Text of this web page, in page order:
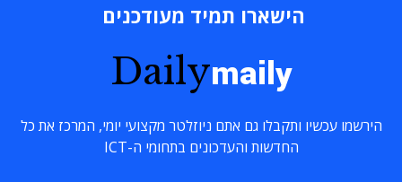
הישארו תמיד מעודכנים
Dailymaily
הירשמו עכשיו ותקבלו גם אתם ניוזלטר מקצועי יומי, המרכז את כל
החדשות והעדכונים בתחומי ה-ICT